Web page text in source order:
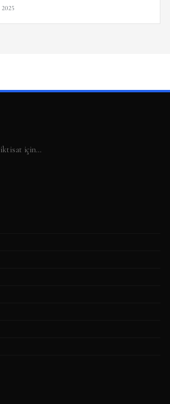
2025
iktisat için…